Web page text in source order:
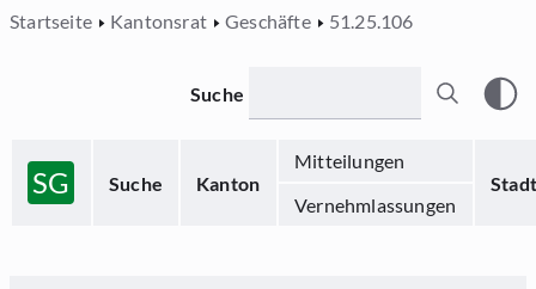
Startseite Kantonsrat Geschäfte 51.25.106
SG Suche Kanton
Mitteilungen
Stadt
Vernehmlassungen
Suche